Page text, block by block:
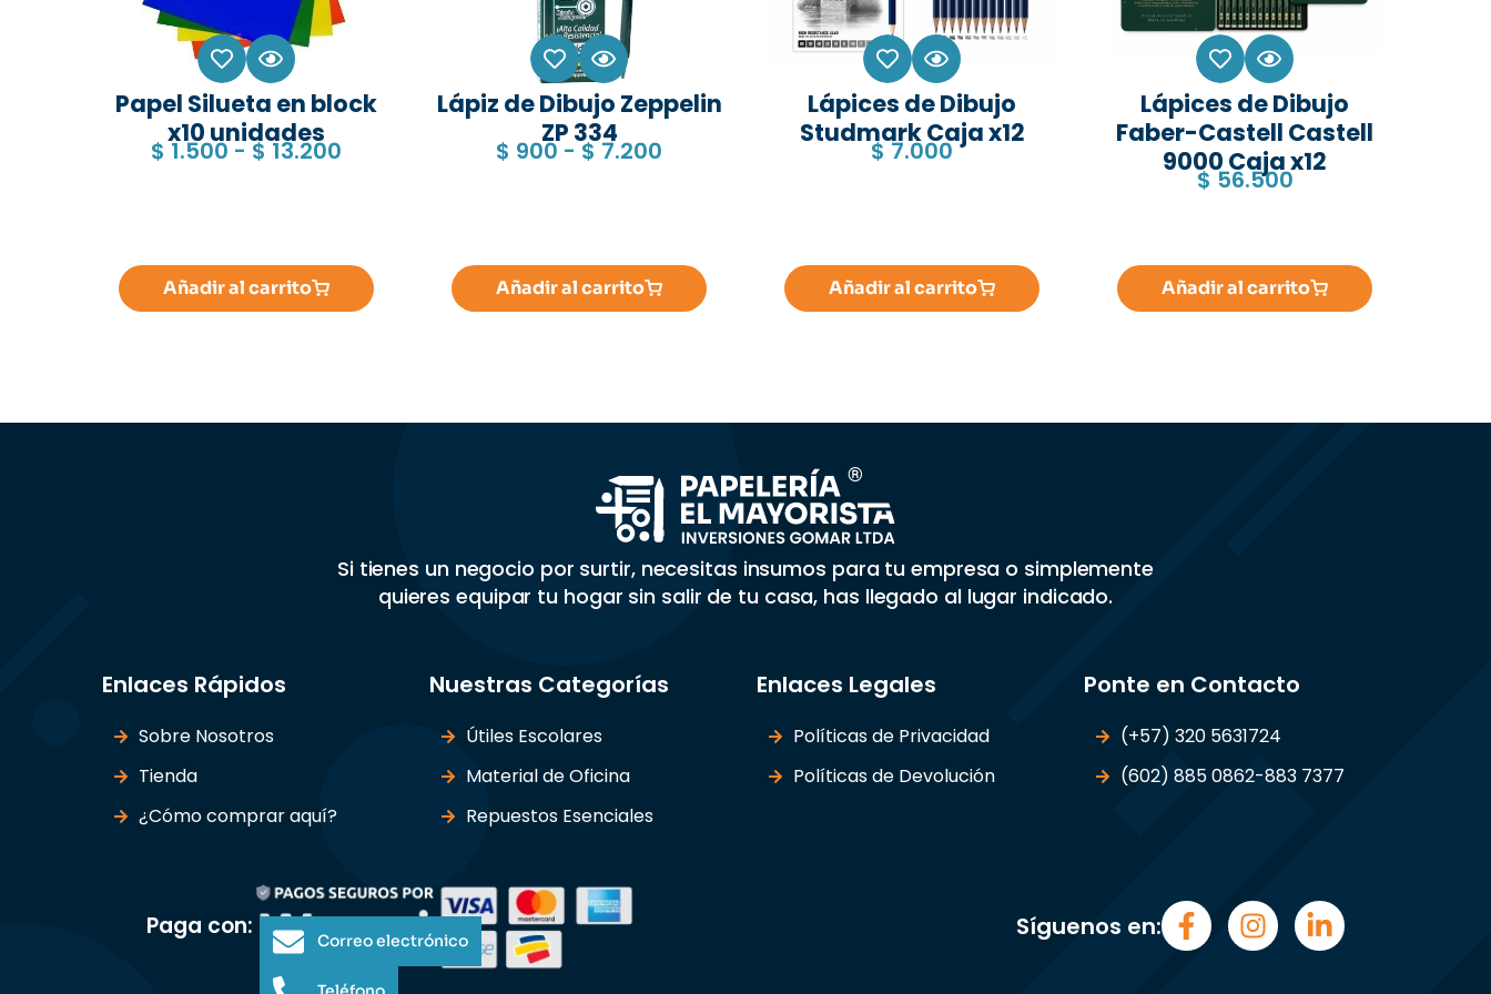
Papel Silueta en block
x10 unidades
$1.500 -$13.200
Añadir al carrito
Lápiz de Dibujo Zeppelin
ZP 334
$ 900 - $7.200
Añadir al carrito
Lápices de Dibujo
Studmark Caja x12
$7.000
Añadir al carrito
Lápices de Dibujo
Faber-Castell Castell
9000 Caja x12
$56.500
Añadir al carrito
Si tienes un negocio por surtir, necesitas insumos para tu empresa o simplemente
quieres equipar tu hogar sin salir de tu casa, has llegado al lugar indicado.
Enlaces Rápidos
Sobre Nosotros
Tienda
¿Cómo comprar aquí?
Nuestras Categorías
Útiles Escolares
Material de Oficina
Repuestos Esenciales
Enlaces Legales
Políticas de Privacidad
Políticas de Devolución
Ponte en Contacto
(+57) 320 5631724
(602) 885 0862-883 7377
Paga con: Síguenos en:
Correo electrónico